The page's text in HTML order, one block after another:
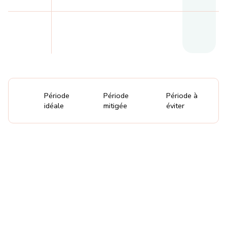
Période
idéale
Période
mitigée
Période à
éviter